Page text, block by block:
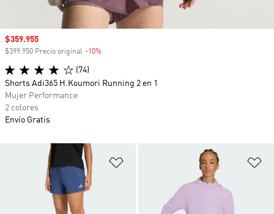
Añadir a la lista de deseos
Precio de venta
$359.955
$399.950 Precio original -10%
(74)
Shorts Adi365 H.Koumori Running 2 en 1
Mujer Performance
2 colores
Envío Gratis